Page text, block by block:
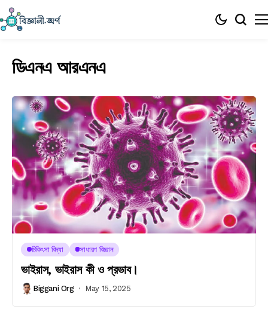
ডিএনএ আরএনএ
চিকিৎসা বিদ্যা সাধারণ বিজ্ঞান
ভাইরাস, ভাইরাস কী ও প্রভাব।
Biggani Org May 15, 2025